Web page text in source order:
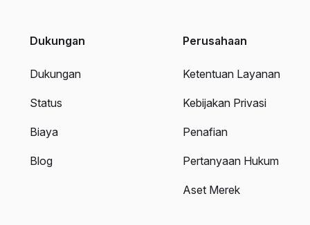
Dukungan
Dukungan
Status
Biaya
Blog
Perusahaan
Ketentuan Layanan
Kebijakan Privasi
Penafian
Pertanyaan Hukum
Aset Merek